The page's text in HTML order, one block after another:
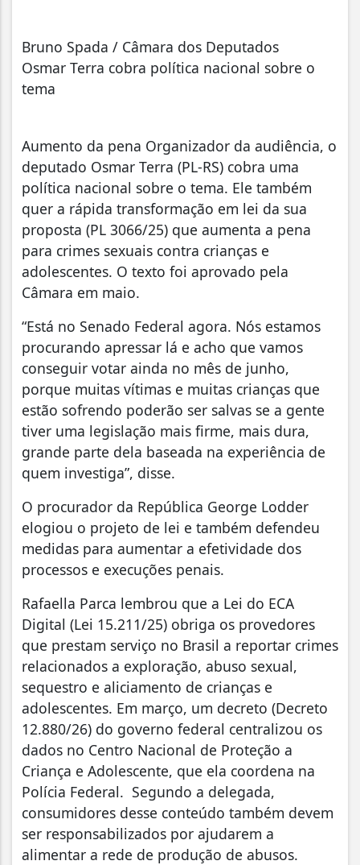
Bruno Spada / Câmara dos Deputados
Osmar Terra cobra política nacional sobre o
tema
Aumento da pena Organizador da audiência, o
deputado Osmar Terra (PL-RS) cobra uma
política nacional sobre o tema. Ele também
quer a rápida transformação em lei da sua
proposta (PL 3066/25) que aumenta a pena
para crimes sexuais contra crianças e
adolescentes. O texto foi aprovado pela
Câmara em maio.
“Está no Senado Federal agora. Nós estamos
procurando apressar lá e acho que vamos
conseguir votar ainda no mês de junho,
porque muitas vítimas e muitas crianças que
estão sofrendo poderão ser salvas se a gente
tiver uma legislação mais firme, mais dura,
grande parte dela baseada na experiência de
quem investiga”, disse.
O procurador da República George Lodder
elogiou o projeto de lei e também defendeu
medidas para aumentar a efetividade dos
processos e execuções penais.
Rafaella Parca lembrou que a Lei do ECA
Digital (Lei 15.211/25) obriga os provedores
que prestam serviço no Brasil a reportar crimes
relacionados a exploração, abuso sexual,
sequestro e aliciamento de crianças e
adolescentes. Em março, um decreto (Decreto
12.880/26) do governo federal centralizou os
dados no Centro Nacional de Proteção a
Criança e Adolescente, que ela coordena na
Polícia Federal. Segundo a delegada,
consumidores desse conteúdo também devem
ser responsabilizados por ajudarem a
alimentar a rede de produção de abusos.